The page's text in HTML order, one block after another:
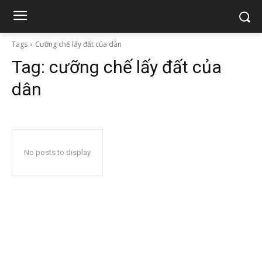
Tags Cưỡng chế lấy đất của dân
Tag: cưỡng chế lấy đất của
dân
No posts to display